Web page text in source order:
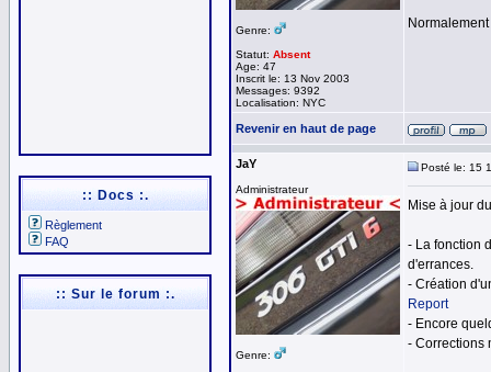
:: Docs :.
Règlement
FAQ
:: Sur le forum :.
Genre:
Statut: Absent
Age: 47
Inscrit le: 13 Nov 2003
Messages: 9392
Localisation: NYC
Revenir en haut de page
JaY
Administrateur
Genre:
Posté le: 15
Mise à jour
- La fonction
d'errances.
- Création
Report
- Encore
- Corrections